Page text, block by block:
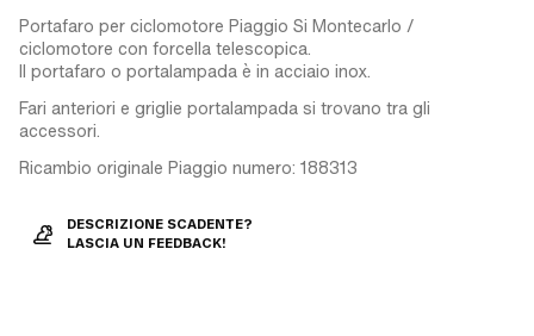
Portafaro per ciclomotore Piaggio Si Montecarlo /
ciclomotore con forcella telescopica.
Il portafaro o portalampada è in acciaio inox.
Fari anteriori e griglie portalampada si trovano tra gli
accessori.
Ricambio originale Piaggio numero: 188313
DESCRIZIONE SCADENTE?
LASCIA UN FEEDBACK!